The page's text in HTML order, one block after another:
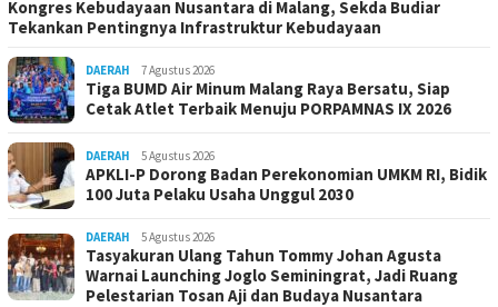
Kongres Kebudayaan Nusantara di Malang, Sekda Budiar
Tekankan Pentingnya Infrastruktur Kebudayaan
DAERAH 7 Agustus 2026
Tiga BUMD Air Minum Malang Raya Bersatu, Siap
Cetak Atlet Terbaik Menuju PORPAMNAS IX 2026
DAERAH 5 Agustus 2026
APKLI-P Dorong Badan Perekonomian UMKM RI, Bidik
100 Juta Pelaku Usaha Unggul 2030
DAERAH 5 Agustus 2026
Tasyakuran Ulang Tahun Tommy Johan Agusta
Warnai Launching Joglo Seminingrat, Jadi Ruang
Pelestarian Tosan Aji dan Budaya Nusantara